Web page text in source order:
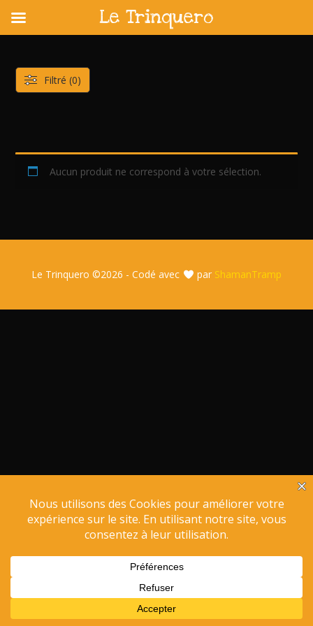
content
Aucun produit ne correspond à votre sélection.
Filtré (0)
Le Trinquero ©2026 - Codé avec par ShamanTramp
Le Trinquero